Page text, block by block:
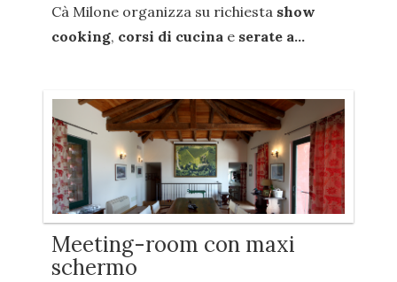
Cà Milone organizza su richiesta show
cooking, corsi di cucina e serate a...
Meeting-room con maxi
schermo